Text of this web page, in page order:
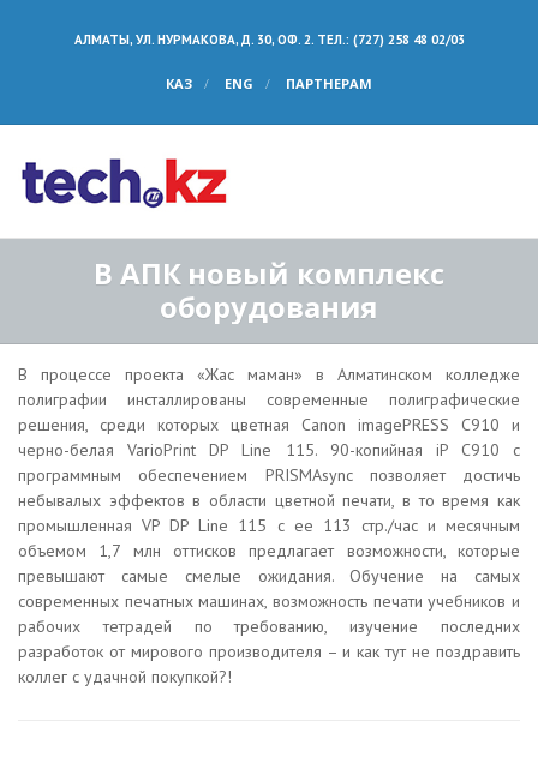
АЛМАТЫ, УЛ. НУРМАКОВА, Д. 30, ОФ. 2. ТЕЛ.: (727) 258 48 02/03
КАЗ ENG ПАРТНЕРАМ
В АПК новый комплекс
оборудования
В процессе проекта «Жас маман» в Алматинском колледже
полиграфии инсталлированы современные полиграфические
решения, среди которых цветная Сanon imagePRESS C910 и
черно-белая VarioPrint DP Line 115. 90-копийная iP C910 c
программным обеспечением PRISMAsync позволяет достичь
небывалых эффектов в области цветной печати, в то время как
промышленная VP DP Line 115 c ее 113 стр./час и месячным
объемом 1,7 млн оттисков предлагает возможности, которые
превышают самые смелые ожидания. Обучение на самых
современных печатных машинах, возможность печати учебников и
рабочих тетрадей по требованию, изучение последних
разработок от мирового производителя – и как тут не поздравить
коллег с удачной покупкой?!